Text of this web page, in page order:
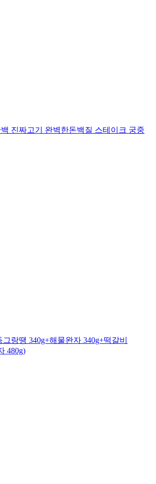
진짜고기 완벽한돈백질 스테이크 궁중
랑땡 340g+해물완자 340g+떡갈비
480g)